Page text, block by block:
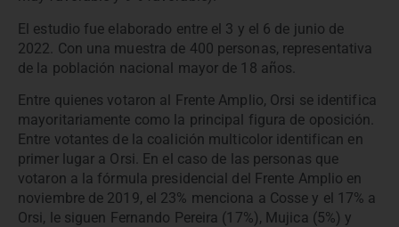
El estudio fue elaborado entre el 3 y el 6 de junio de
2022. Con una muestra de 400 personas, representativa
de la población nacional mayor de 18 años.
Entre quienes votaron al Frente Amplio, Orsi se identifica
mayoritariamente como la principal figura de oposición.
Entre votantes de la coalición multicolor identifican en
primer lugar a Orsi. En el caso de las personas que
votaron a la fórmula presidencial del Frente Amplio en
noviembre de 2019, el 23% menciona a Cosse y el 17% a
Orsi, le siguen Fernando Pereira (17%), Mujica (5%) y